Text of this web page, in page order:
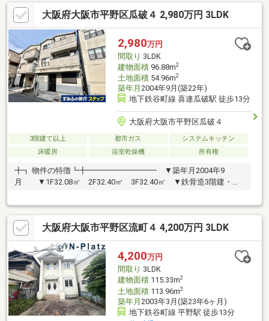
日々の買い物便利■周辺施設案内・スーパーサンコー瓜破店：約
500ｍ（徒歩7分）・セブンイレブン大阪住道矢田8丁目店：約91
ｍ（徒歩1分）・ウエルシア平野瓜破西店：約500ｍ（徒歩7
分）・平野瓜破西二郵便局：約400ｍ（徒歩6分） 等
大阪府大阪市平野区瓜破４ 2,980万円 3LDK
2,980万円
間取り 3LDK
建物面積96.88m2
土地面積54.96m2
築年月 2004年9月(築22年)
地下鉄谷町線 喜連瓜破駅 徒歩13分
大阪府大阪市平野区瓜破４
3階建て以上 都市ガス
システムキッチン
床暖房
浴室乾燥機 所有権
╋┓ 物件の特徴┗╋━━━━━━━━━ ▼築年月2004年9
月 ▼1F32.08㎡ 2F32.40㎡ 3F32.40㎡ ▼鉄骨造3階建・
大阪府大阪市平野区流町４ 4,200万円 3LDK
4,200万円
間取り 3LDK
建物面積115.33m2
土地面積113.96m2
築年月 2003年3月(築23年6ヶ月)
地下鉄谷町線 平野駅 徒歩13分